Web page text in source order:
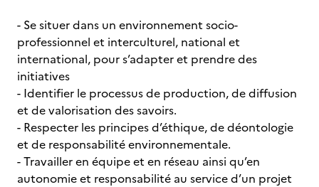
- Se situer dans un environnement socio-
professionnel et interculturel, national et
international, pour s’adapter et prendre des
initiatives
- Identifier le processus de production, de diffusion
et de valorisation des savoirs.
- Respecter les principes d’éthique, de déontologie
et de responsabilité environnementale.
- Travailler en équipe et en réseau ainsi qu’en
autonomie et responsabilité au service d’un projet